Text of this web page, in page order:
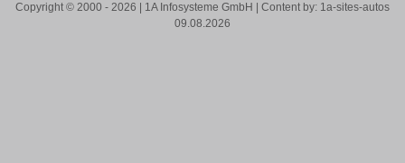
Copyright © 2000 - 2026 | 1A Infosysteme GmbH | Content by: 1a-sites-autos
09.08.2026